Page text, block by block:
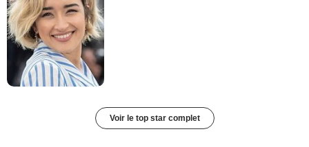
Voir le top star complet